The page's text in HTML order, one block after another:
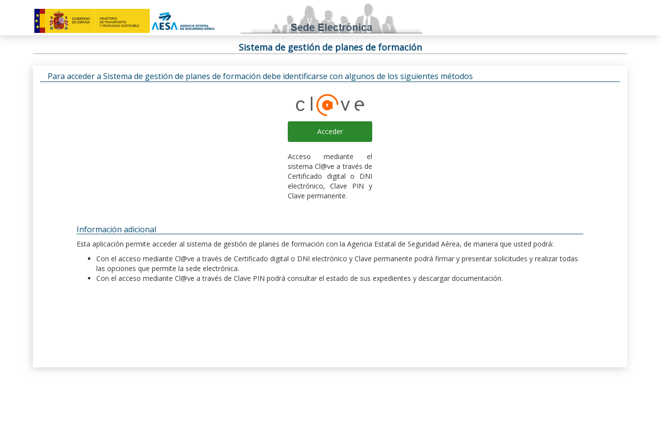
Sistema de gestión de planes de formación
Para acceder a Sistema de gestión de planes de formación debe identificarse con algunos de los siguientes métodos
Acceder
Acceso mediante el
sistema Cl@ve a través de
Certificado digital o DNI
electrónico, Clave PIN y
Clave permanente.
Información adicional
Esta aplicación permite acceder al sistema de gestión de planes de formación con la Agencia Estatal de Seguridad Aérea, de manera que usted podrá:
Con el acceso mediante Cl@ve a través de Certificado digital o DNI electrónico y Clave permanente podrá firmar y presentar solicitudes y realizar todas
las opciones que permite la sede electrónica.
Con el acceso mediante Cl@ve a través de Clave PIN podrá consultar el estado de sus expedientes y descargar documentación.